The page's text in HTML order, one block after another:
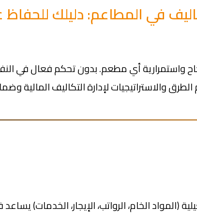
في المطاعم: دليلك للحفاظ
واستمرارية أي مطعم. بدون تحكم فعال في
والاستراتيجيات لإدارة التكاليف المالية
الخام، الرواتب، الإيجار، الخدمات)